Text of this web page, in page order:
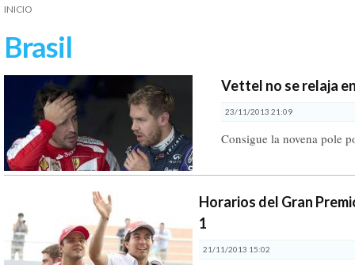
INICIO
Brasil
Vettel no se relaja
23/11/2013 21:09
Consigue la novena pole
Horarios del Gran
1
21/11/2013 15:02